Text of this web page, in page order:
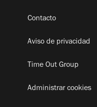
Contacto
Aviso de privacidad
Time Out Group
Administrar cookies